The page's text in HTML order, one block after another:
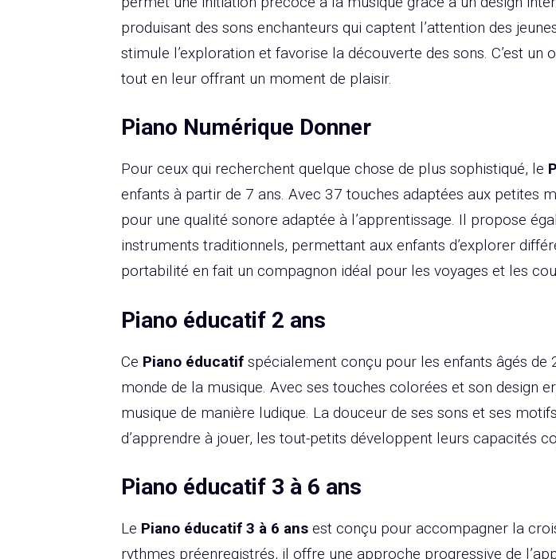
produisant des sons enchanteurs qui captent l’attention des
stimule l’exploration et favorise la découverte des sons. C’est
tout en leur offrant un moment de plaisir.
Piano Numérique Donner
Pour ceux qui recherchent quelque chose de plus sophistiqué, le
enfants à partir de 7 ans. Avec 37 touches adaptées aux petites
pour une qualité sonore adaptée à l’apprentissage. Il propose
instruments traditionnels, permettant aux enfants d’explorer
portabilité en fait un compagnon idéal pour les voyages et les
Piano éducatif 2 ans
Ce Piano éducatif spécialement conçu pour les enfants âgés de
monde de la musique. Avec ses touches colorées et son design
musique de manière ludique. La douceur de ses sons et ses
d’apprendre à jouer, les tout-petits développent leurs capacités
Piano éducatif 3 à 6 ans
Le Piano éducatif 3 à 6 ans est conçu pour accompagner la
rythmes préenregistrés, il offre une approche progressive de